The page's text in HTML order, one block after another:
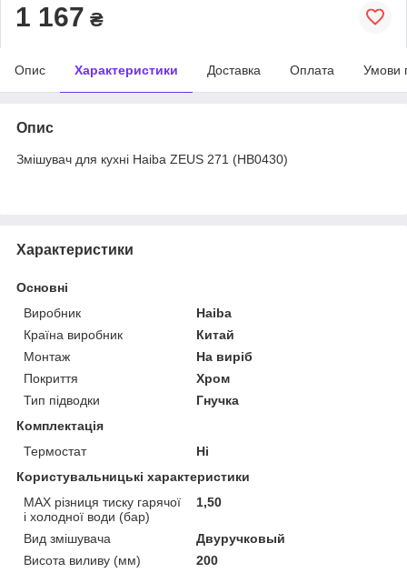
1 167 ₴
Опис Характеристики Доставка Оплата Умови
Опис
Змішувач для кухні Haiba ZEUS 271 (HB0430)
Характеристики
Основні
Виробник
Haiba
Країна виробник
Китай
Монтаж
На виріб
Покриття
Хром
Тип підводки
Гнучка
Комплектація
Термостат
Ні
Користувальницькі характеристики
MAX різниця тиску гарячої
і холодної води (бар)
1,50
Вид змішувача
Двуручковый
Висота виливу (мм)
200